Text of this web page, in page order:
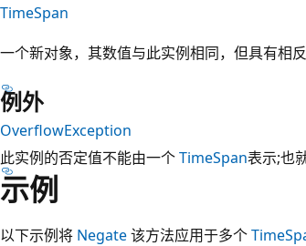
TimeSpan
一个新对象，其数值与此实例相同，但具有相反
例外
OverflowException
此实例的否定值不能由一个TimeSpan表示;也
示例
以下示例将 Negate该方法应用于多个